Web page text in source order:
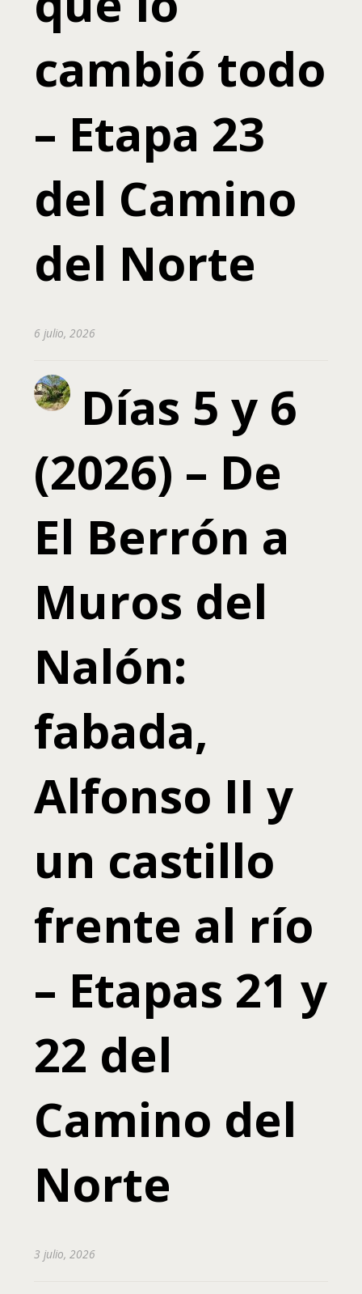
cambió todo
– Etapa 23
del Camino
del Norte
6 julio, 2026
Días 5 y 6
(2026) – De
El Berrón a
Muros del
Nalón:
fabada,
Alfonso II y
un castillo
frente al río
– Etapas 21 y
22 del
Camino del
Norte
3 julio, 2026